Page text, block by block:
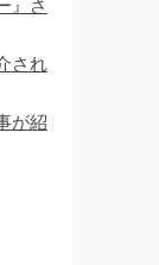
』さ
され
が紹